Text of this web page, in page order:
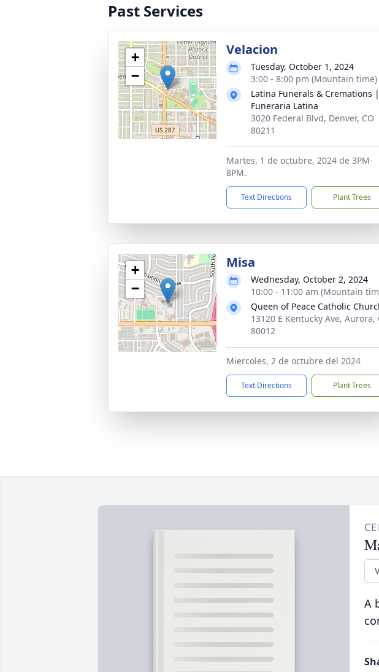
Past Services
+
−
Velacion
Tuesday, October 1, 2024
3:00 - 8:00 pm (Mountain time)
Latina Funerals & Cremations |
Funeraria Latina
3020 Federal Blvd, Denver, CO
80211
Martes, 1 de octubre, 2024 de 3PM-
8PM.
Text Directions Plant Trees
+
−
Misa
Wednesday, October 2, 2024
10:00 - 11:00 am (Mountain
Queen of Peace Catholic
13120 E Kentucky Ave, Aurora,
80012
Miercoles, 2 de octubre del 2024
Text Directions Plant Trees
A